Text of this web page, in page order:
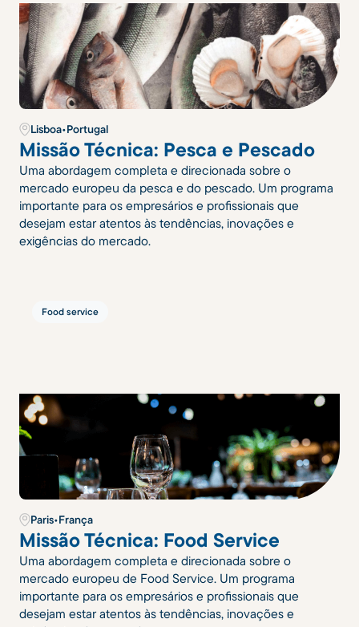
Lisboa•Portugal
Missão Técnica: Pesca e Pescado
Uma abordagem completa e direcionada sobre o
mercado europeu da pesca e do pescado. Um programa
importante para os empresários e profissionais que
desejam estar atentos às tendências, inovações e
exigências do mercado.
Food service
Paris•França
Missão Técnica: Food Service
Uma abordagem completa e direcionada sobre o
mercado europeu de Food Service. Um programa
importante para os empresários e profissionais que
desejam estar atentos às tendências, inovações e